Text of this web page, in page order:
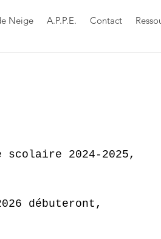
Neige A.P.P.E. Contact
scolaire 2024-2025,
débuteront,